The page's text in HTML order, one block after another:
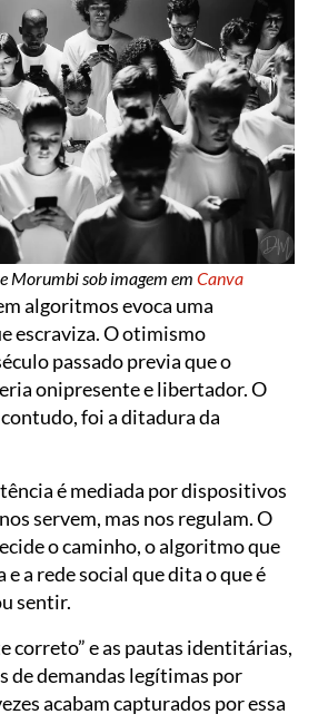
Morumbi sob imagem em Canva
algoritmos evoca uma
escraviza. O otimismo
passado previa que o
onipresente e libertador. O
foi a ditadura da
é mediada por dispositivos
servem, mas nos regulam. O
o caminho, o algoritmo que
e a rede social que dita o que é
sentir.
correto” e as pautas identitárias,
de demandas legítimas por
acabam capturados por essa